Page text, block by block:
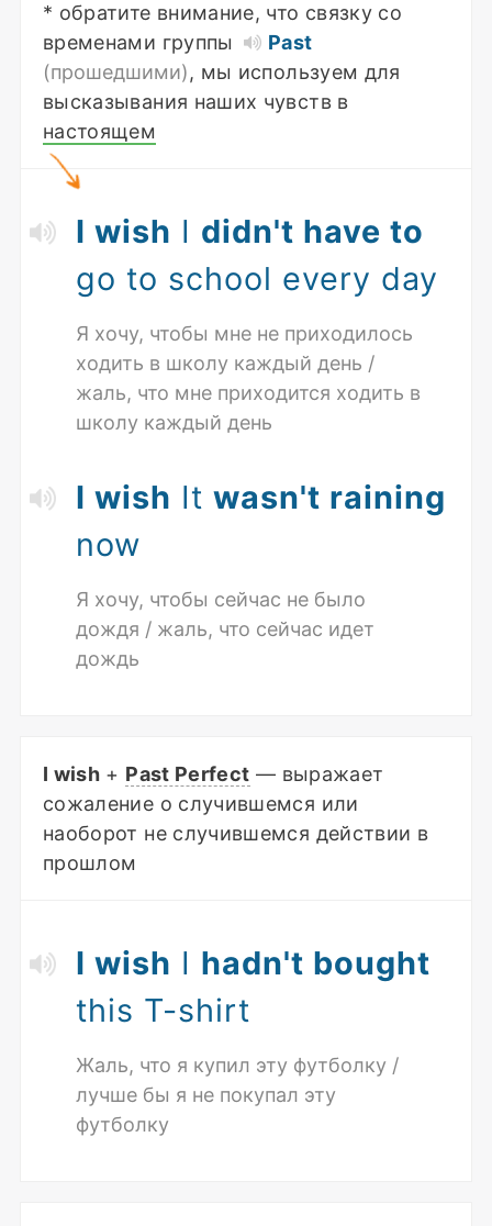
* обратите внимание, что связку со
временами группы
Past
(прошедшими), мы используем для
высказывания наших чувств в
настоящем
I wish I didn't have to
go to school every day
Я хочу, чтобы мне не приходилось
ходить в школу каждый день /
жаль, что мне приходится ходить в
школу каждый день
I wish It wasn't raining
now
Я хочу, чтобы сейчас не было
дождя / жаль, что сейчас идет
дождь
I wish + Past Perfect — выражает
сожаление о случившемся или
наоборот не случившемся действии в
прошлом
I wish I hadn't bought
this T-shirt
Жаль, что я купил эту футболку /
лучше бы я не покупал эту
футболку